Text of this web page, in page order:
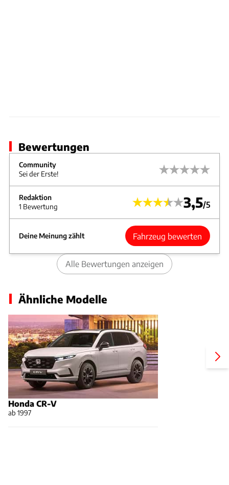
Bewertungen
Community
Sei der Erste!
Redaktion
1 Bewertung
3,5/5
Deine Meinung zählt Fahrzeug bewerten
Alle Bewertungen anzeigen
Ähnliche Modelle
Honda CR-V
ab 1997